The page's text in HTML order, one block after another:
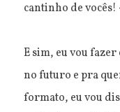
cantinho de vocês!
E sim, eu vou
no futuro e pra
formato, eu vou